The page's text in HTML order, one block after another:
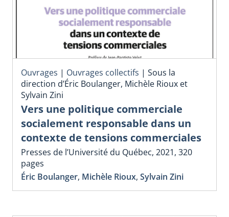
Ouvrages | Ouvrages collectifs | Sous la
direction d’Éric Boulanger, Michèle Rioux et
Sylvain Zini
Vers une politique commerciale
socialement responsable dans un
contexte de tensions commerciales
Presses de l’Université du Québec, 2021, 320
pages
Éric Boulanger, Michèle Rioux, Sylvain Zini